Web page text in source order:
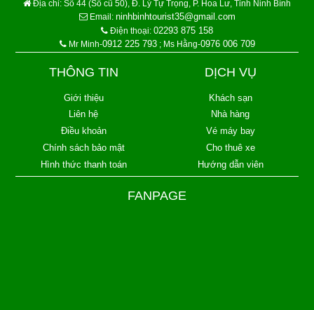
Địa chỉ: Số 44 (Số cũ 50), Đ. Lý Tự Trọng, P. Hoa Lư, Tỉnh Ninh Bình
Email: ninhbinhtourist35@gmail.com
Điện thoại: 02293 875 158
Mr Minh-0912 225 793; Ms Hằng-0976 006 709
THÔNG TIN
Giới thiệu
Liên hệ
Điều khoản
Chính sách bảo mật
Hình thức thanh toán
DỊCH VỤ
Khách sạn
Nhà hàng
Vé máy bay
Cho thuê xe
Hướng dẫn viên
FANPAGE